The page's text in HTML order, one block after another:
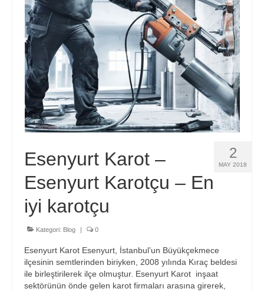
İletişim
2
MAY 2018
Esenyurt Karot –
Esenyurt Karotçu – En
iyi karotçu
Kategori: Blog | 0
Esenyurt Karot Esenyurt, İstanbul’un Büyükçekmece
ilçesinin semtlerinden biriyken, 2008 yılında Kıraç beldesi
ile birleştirilerek ilçe olmuştur. Esenyurt Karot inşaat
sektörünün önde gelen karot firmaları arasına girerek,